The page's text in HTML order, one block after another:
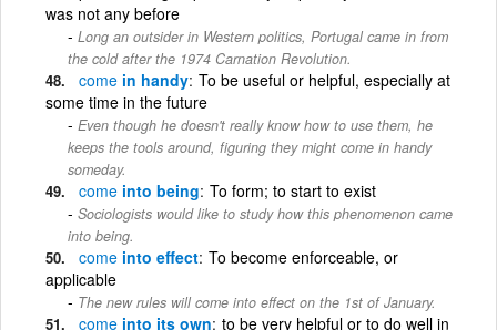
was not any before
Long an outsider in Western politics, Portugal came in from
the cold after the 1974 Carnation Revolution.
come in handy To be useful or helpful, especially at
some time in the future
Even though he doesn't really know how to use them, he
keeps the tools around, figuring they might come in handy
someday.
come into being To form; to start to exist
Sociologists would like to study how this phenomenon came
into being.
come into effect To become enforceable, or
applicable
The new rules will come into effect on the 1st of January.
come into its own to be very helpful or to do well in